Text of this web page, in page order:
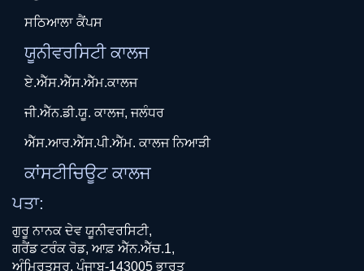
ਸਠਿਆਲਾ ਕੈਂਪਸ
ਯੂਨੀਵਰਸਿਟੀ ਕਾਲਜ
ਏ.ਐੱਸ.ਐੱਸ.ਐੱਮ.ਕਾਲਜ
ਜੀ.ਐੱਨ.ਡੀ.ਯੂ. ਕਾਲਜ, ਜਲੰਧਰ
ਐੱਸ.ਆਰ.ਐੱਸ.ਪੀ.ਐੱਮ. ਕਾਲਜ ਨਿਆੜੀ
ਕਾਂਸਟੀਚਿਊਟ ਕਾਲਜ
ਪਤਾ:
ਗੁਰੂ ਨਾਨਕ ਦੇਵ ਯੂਨੀਵਰਸਿਟੀ,
ਗਰੈਂਡ ਟਰੰਕ ਰੋਡ, ਆਫ਼ ਐੱਨ.ਐੱਚ.1,
ਅੰਮ੍ਰਿਤਸਰ, ਪੰਜਾਬ-143005 ਭਾਰਤ